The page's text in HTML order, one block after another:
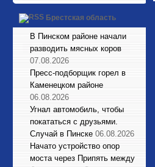
Брестская область
В Пинском районе начали
разводить мясных коров
07.08.2026
Пресс-подборщик горел в
Каменецком районе
06.08.2026
Угнал автомобиль, чтобы
покататься с друзьями.
Случай в Пинске 06.08.2026
Начато устройство опор
моста через Припять между